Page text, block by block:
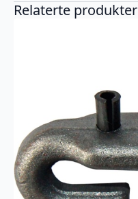
Relaterte produkter